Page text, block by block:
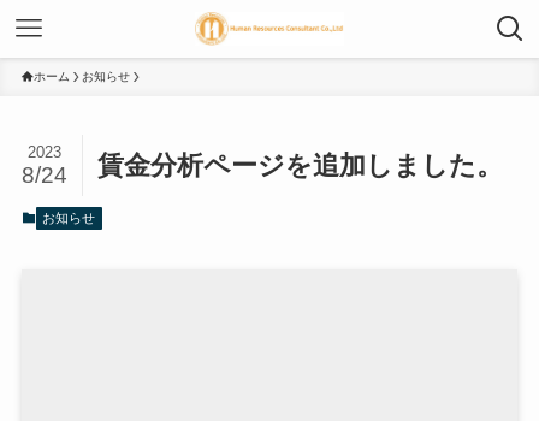
ホーム お知らせ
賃金分析ページを追加しました。
2023
8/24
お知らせ